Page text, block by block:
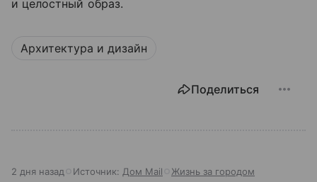
и целостный образ.
Архитектура и дизайн
Поделиться
2 дня назад Источник: Дом Mail Жизнь за городом